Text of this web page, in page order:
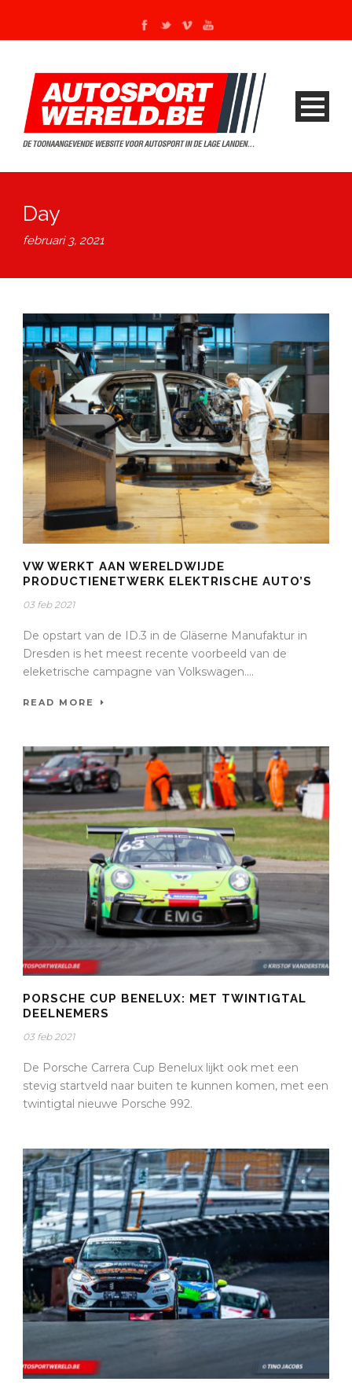
Day
februari 3, 2021
VW WERKT AAN WERELDWIJDE
PRODUCTIENETWERK ELEKTRISCHE AUTO’S
03 feb 2021
De opstart van de ID.3 in de Gläserne Manufaktur in
Dresden is het meest recente voorbeeld van de
eleketrische campagne van Volkswagen....
READ MORE
PORSCHE CUP BENELUX: MET TWINTIGTAL
DEELNEMERS
03 feb 2021
De Porsche Carrera Cup Benelux lijkt ook met een
stevig startveld naar buiten te kunnen komen, met een
twintigtal nieuwe Porsche 992.